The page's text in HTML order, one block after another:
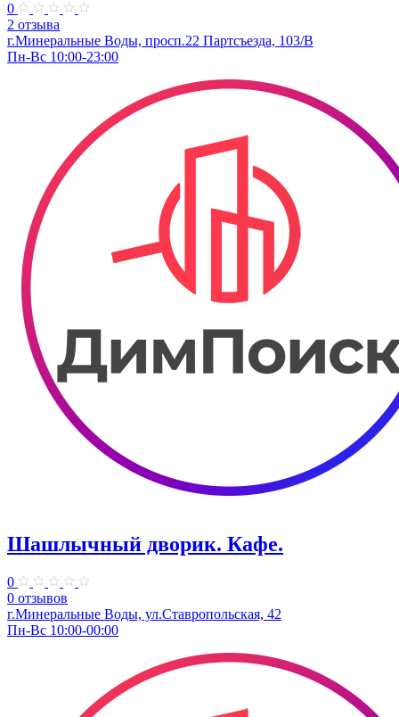
0
2 отзыва
г.Минеральные Воды, просп.22 Партсъезда, 103/В
Пн-Вс 10:00-23:00
Шашлычный дворик. Кафе.
0
0 отзывов
г.Минеральные Воды, ул.Ставропольская, 42
Пн-Вс 10:00-00:00